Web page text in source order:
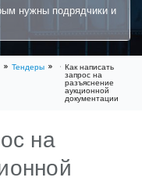
нужны подрядчики и
Тендеры
Как написать
запрос на
разъяснение
аукционной
документации
на